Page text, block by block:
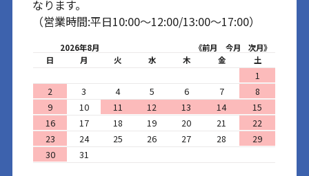
なります。
（営業時間:平日10:00～12:00/13:00～17:00）
2026年8月 《前月 今月
次月》
日
月 火 水 木 金 土
1
2
3 4 5 6 7
8
9
10 11 12 13 14
15
16
17 18 19 20 21
22
23
24 25 26 27 28
29
30
31